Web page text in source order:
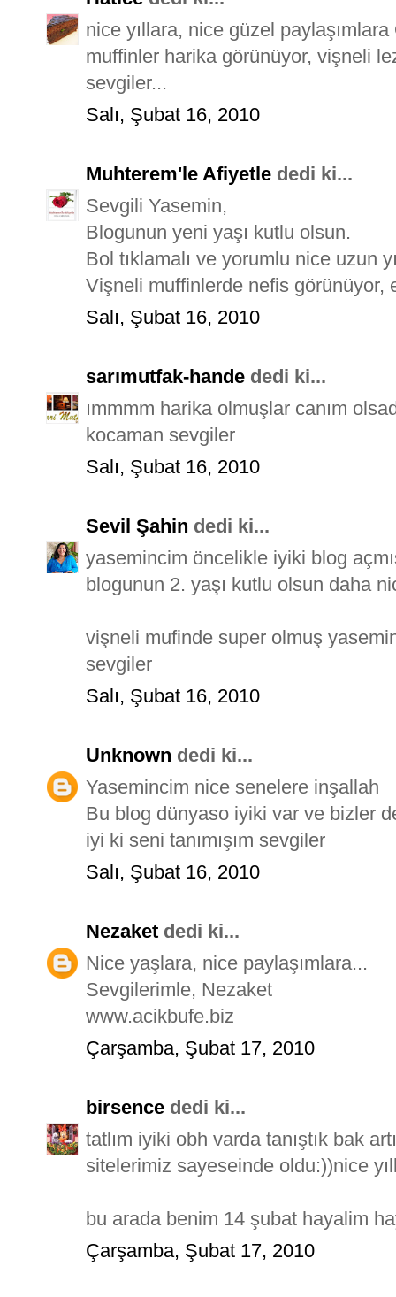
nice yıllara, nice güzel
muffinler harika görünüyor, vişneli
sevgiler...
Salı, Şubat 16, 2010
Muhterem'le Afiyetle dedi ki...
Sevgili Yasemin,
Blogunun yeni yaşı kutlu olsun.
Bol tıklamalı ve yorumlu nice uzun
Vişneli muffinlerde nefis görünüyor,
Salı, Şubat 16, 2010
sarımutfak-hande dedi ki...
ımmmm harika olmuşlar canım
kocaman sevgiler
Salı, Şubat 16, 2010
Sevil Şahin dedi ki...
yasemincim öncelikle iyiki blog
blogunun 2. yaşı kutlu olsun daha
vişneli mufinde super olmuş
sevgiler
Salı, Şubat 16, 2010
Unknown dedi ki...
Yasemincim nice senelere inşallah
Bu blog dünyaso iyiki var ve bizler
iyi ki seni tanımışım sevgiler
Salı, Şubat 16, 2010
Nezaket dedi ki...
Nice yaşlara, nice paylaşımlara...
Sevgilerimle, Nezaket
www.acikbufe.biz
Çarşamba, Şubat 17, 2010
birsence dedi ki...
tatlım iyiki obh varda tanıştık bak
sitelerimiz sayeseinde oldu:))nice
bu arada benim 14 şubat hayalim
Çarşamba, Şubat 17, 2010